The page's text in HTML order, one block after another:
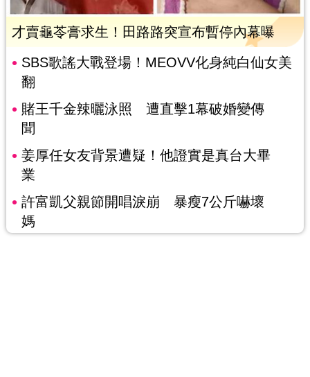
才賣龜苓膏求生！田路路突宣布暫停內幕曝
SBS歌謠大戰登場！MEOVV化身純白仙女美
翻
賭王千金辣曬泳照 遭直擊1幕破婚變傳
聞
姜厚任女友背景遭疑！他證實是真台大畢
業
許富凱父親節開唱淚崩 暴瘦7公斤嚇壞
媽